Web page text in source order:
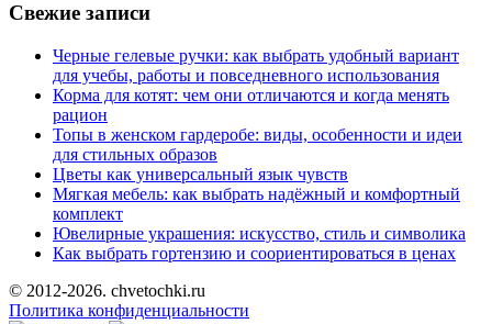
Свежие записи
Черные гелевые ручки: как выбрать удобный вариант
для учебы, работы и повседневного использования
Корма для котят: чем они отличаются и когда менять
рацион
Топы в женском гардеробе: виды, особенности и идеи
для стильных образов
Цветы как универсальный язык чувств
Мягкая мебель: как выбрать надёжный и комфортный
комплект
Ювелирные украшения: искусство, стиль и символика
Как выбрать гортензию и соориентироваться в ценах
© 2012-2026. chvetochki.ru
Политика конфиденциальности